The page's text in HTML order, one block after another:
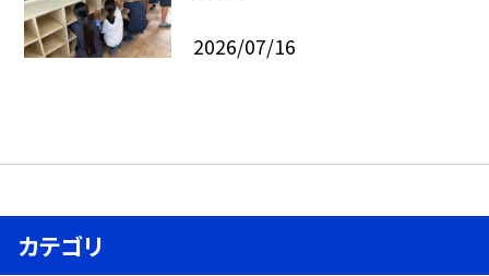
2026/07/16
カテゴリ